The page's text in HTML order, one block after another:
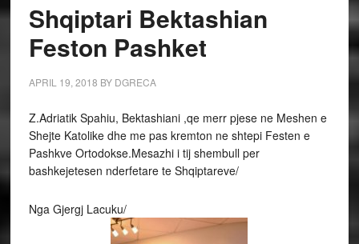
Shqiptari Bektashian
Feston Pashket
APRIL 19, 2018 BY DGRECA
Z.Adriatik Spahiu, Bektashiani ,qe merr pjese ne Meshen e
Shejte Katolike dhe me pas kremton ne shtepi Festen e
Pashkve Ortodokse.Mesazhi i tij shembull per
bashkejetesen nderfetare te Shqiptareve/
Nga Gjergj Lacuku/